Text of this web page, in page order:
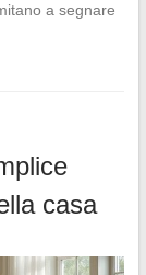
a segnare
casa